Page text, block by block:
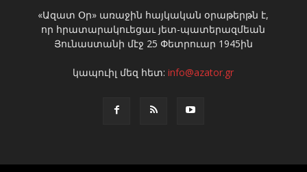
«Ազատ Օր» առաջին հայկական օրաթերթն է,
որ հրատարակուեցաւ յետ-պատերազմեան
Յունաստանի մէջ 25 Փետրուար 1945ին
կապուիլ մեզ հետ:info@azator.gr